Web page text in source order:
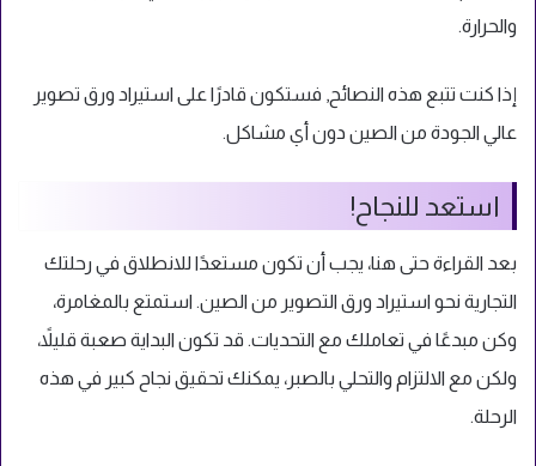
والحرارة.
إذا كنت تتبع هذه النصائح, فستكون قادرًا على استيراد ورق تصوير
عالي الجودة من الصين دون أي مشاكل.
استعد للنجاح!
بعد القراءة حتى هنا، يجب أن تكون مستعدًا للانطلاق في رحلتك
التجارية نحو استيراد ورق التصوير من الصين. استمتع بالمغامرة،
وكن مبدعًا في تعاملك مع التحديات. قد تكون البداية صعبة قليلاً،
ولكن مع الالتزام والتحلي بالصبر، يمكنك تحقيق نجاح كبير في هذه
الرحلة.